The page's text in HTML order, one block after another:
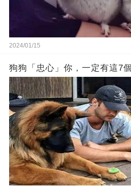
2024/01/15
狗狗「忠心」你，一定有這7